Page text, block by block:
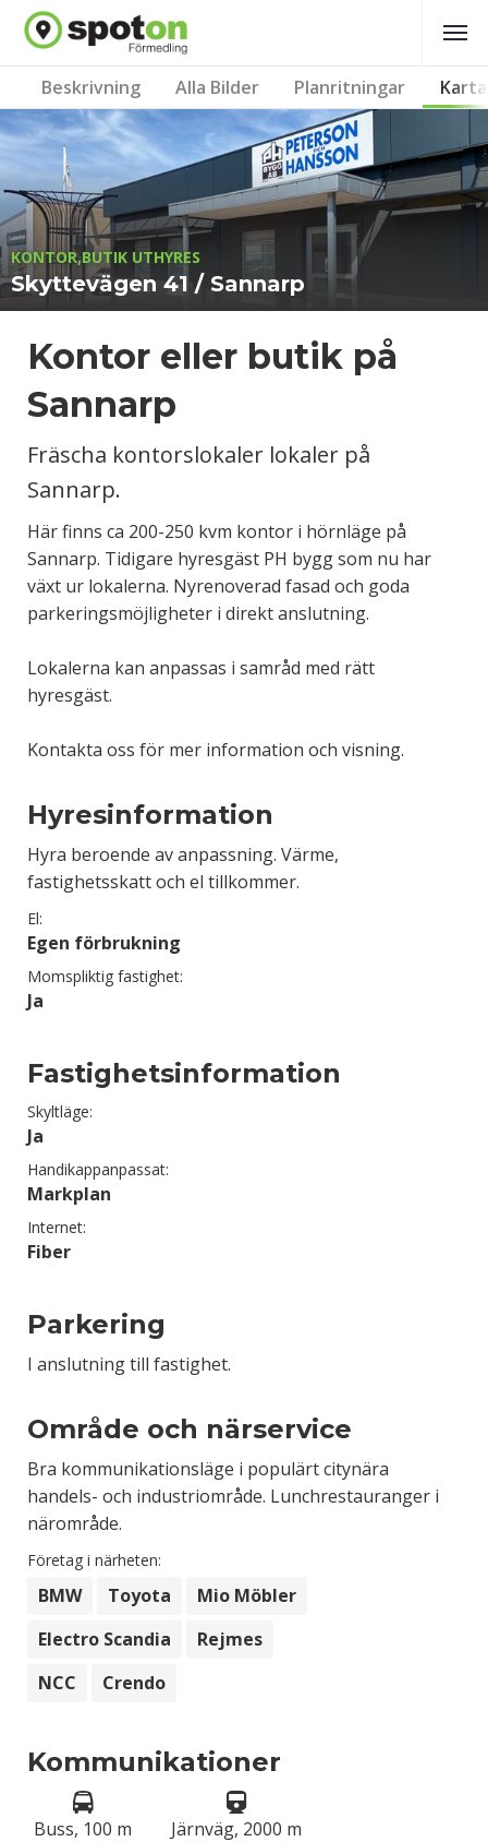
Beskrivning Alla Bilder Planritningar Karta
KONTOR,BUTIK UTHYRES
Skyttevägen 41 / Sannarp
Kontor eller butik på
Sannarp
Fräscha kontorslokaler lokaler på
Sannarp.
Här finns ca 200-250 kvm kontor i hörnläge på
Sannarp. Tidigare hyresgäst PH bygg som nu har
växt ur lokalerna. Nyrenoverad fasad och goda
parkeringsmöjligheter i direkt anslutning.
Lokalerna kan anpassas i samråd med rätt
hyresgäst.
Kontakta oss för mer information och visning.
Hyresinformation
Hyra beroende av anpassning. Värme,
fastighetsskatt och el tillkommer.
El:
Egen förbrukning
Momspliktig fastighet:
Ja
Fastighetsinformation
Skyltläge:
Ja
Handikappanpassat:
Markplan
Internet:
Fiber
Parkering
I anslutning till fastighet.
Område och närservice
Bra kommunikationsläge i populärt citynära
handels- och industriområde. Lunchrestauranger i
närområde.
Företag i närheten:
BMW Toyota
Mio Möbler
Electro Scandia
Rejmes
NCC
Crendo
Kommunikationer
Buss, 100 m Järnväg, 2000 m